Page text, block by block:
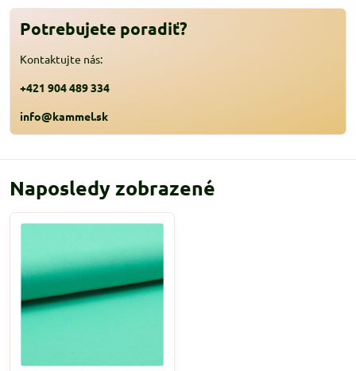
Potrebujete poradiť?
Kontaktujte nás:
+421 904 489 334
info@kammel.sk
Naposledy zobrazené